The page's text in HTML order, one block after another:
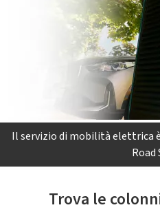
Il servizio di mobilità elettrica
Road
Trova le